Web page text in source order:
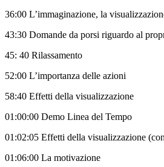
36:00 L’immaginazione, la
43:30 Domande da porsi riguardo al
45: 40 Rilassamento
52:00 L’importanza delle azioni
58:40 Effetti della visualizzazione
01:00:00 Demo Linea del Tempo
01:02:05 Effetti della visualizzazione
01:06:00 La motivazione